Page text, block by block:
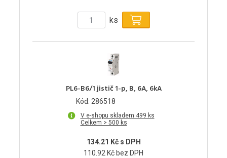
ks
PL6-B6/1 jistič 1-p, B, 6A, 6kA
Kód: 286518
V e-shopu skladem 499 ks
Celkem > 500 ks
134.21 Kč s DPH
110.92 Kč bez DPH